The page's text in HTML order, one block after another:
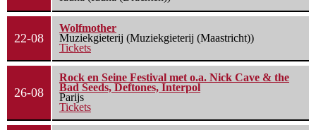
22-08
Wolfmother
Muziekgieterij (Muziekgieterij (Maastricht))
Tickets
26-08
Rock en Seine Festival met o.a. Nick Cave & the
Bad Seeds, Deftones, Interpol
Parijs
Tickets